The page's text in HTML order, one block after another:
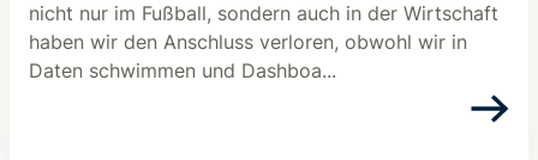
nicht nur im Fußball, sondern auch in der Wirtschaft
haben wir den Anschluss verloren, obwohl wir in
Daten schwimmen und Dashboa...